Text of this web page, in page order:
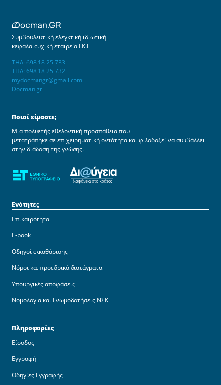
Συμβουλευτική ελεγκτική ιδιωτική
κεφαλαιουχική εταιρεία Ι.Κ.Ε
ΤΗΛ: 698 18 25 733
ΤΗΛ: 698 18 25 732
mydocmangr@gmail.com
Docman.gr
Ποιοί είμαστε;
Μια πολυετής εθελοντική προσπάθεια που
μετατράπηκε σε επιχειρηματική οντότητα και φιλοδοξεί να συμβάλλει
στην διάδοση της γνώσης.
Ενότητες
Επικαιρότητα
E-book
Οδηγοί εκκαθάρισης
Νόμοι και προεδρικά διατάγματα
Υπουργικές αποφάσεις
Νομολογία και Γνωμοδοτήσεις ΝΣΚ
Πληροφορίες
Είσοδος
Εγγραφή
Οδηγίες Εγγραφής